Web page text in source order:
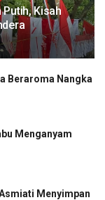
Kisah
Beraroma Nangka
Menganyam
Menyimpan